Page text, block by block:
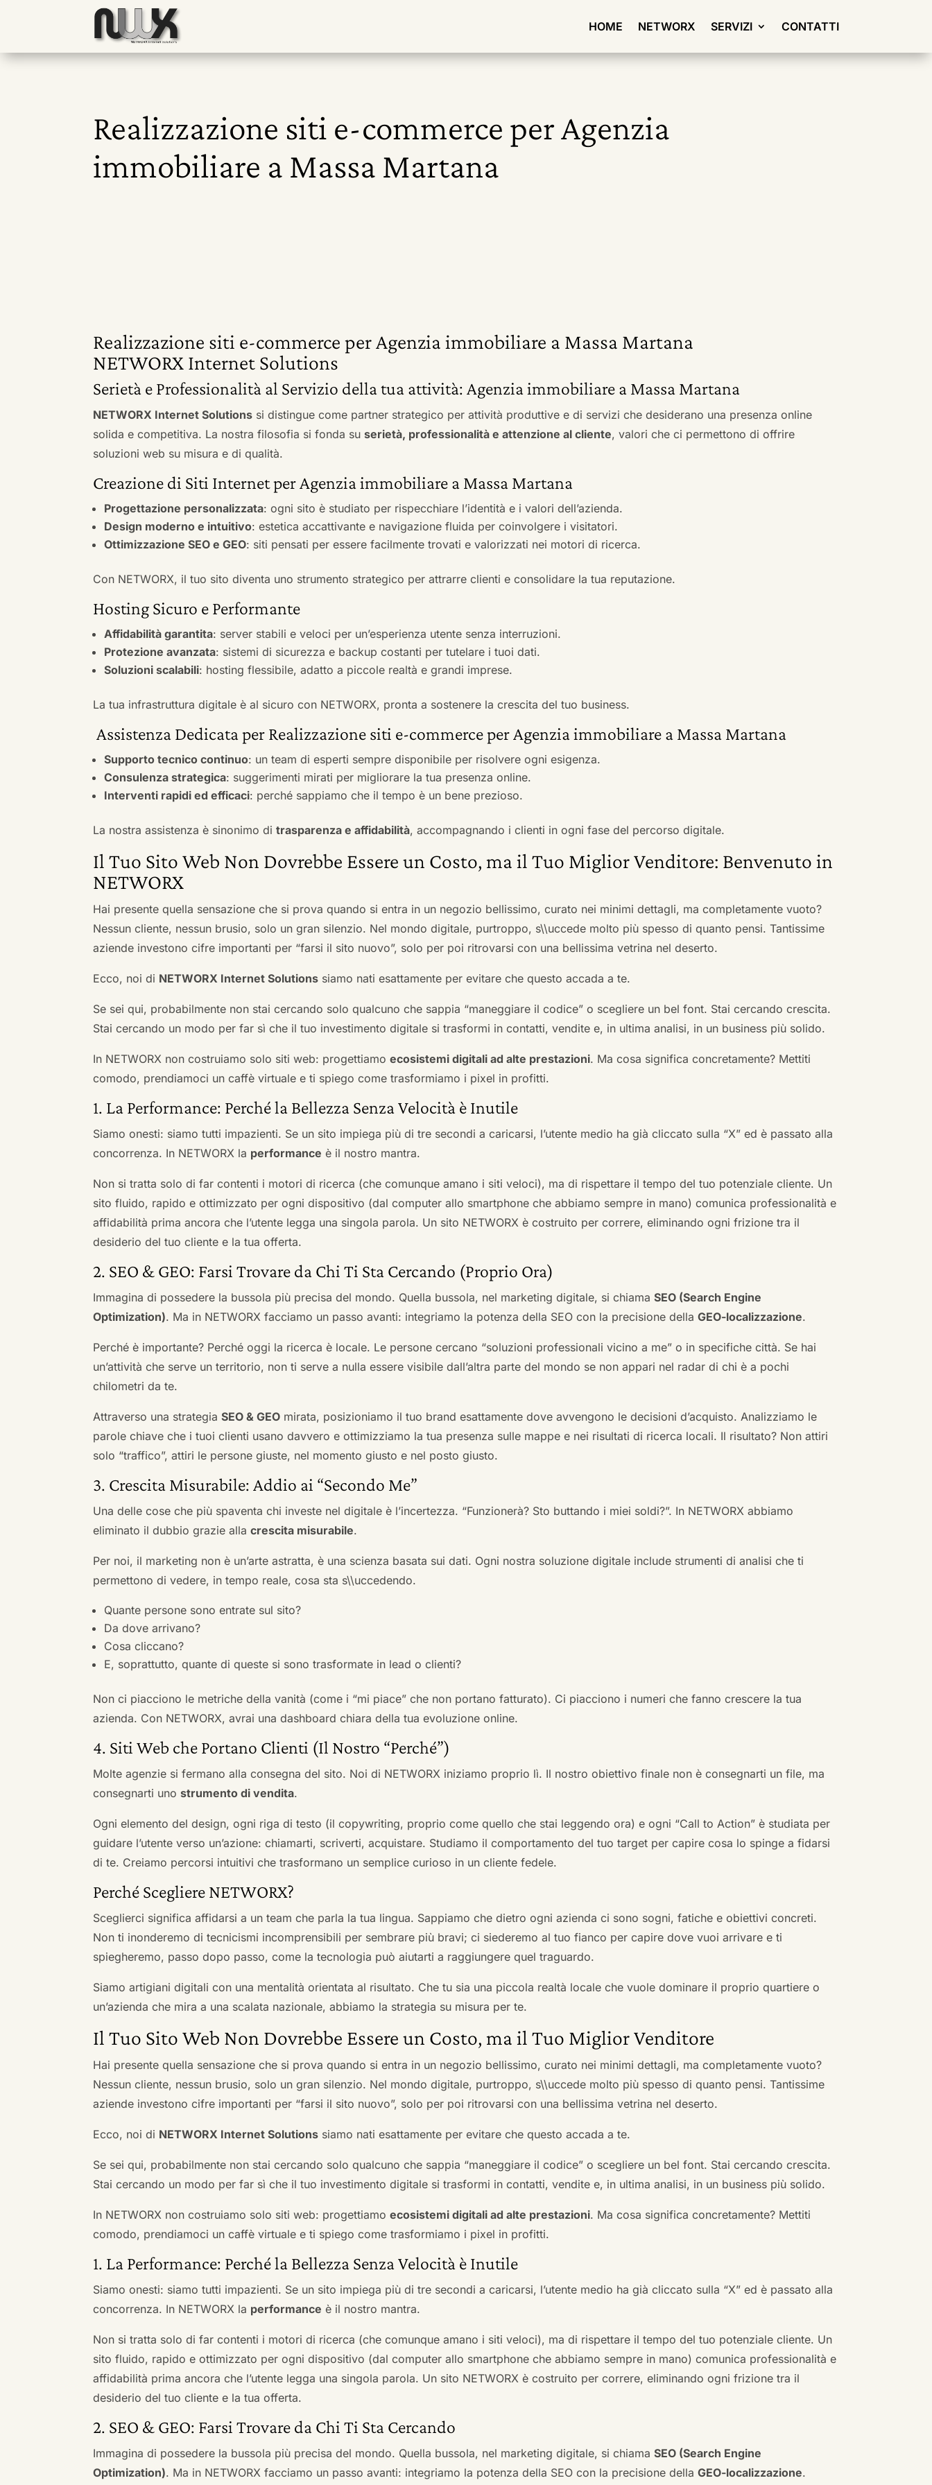
HOME NETWORX SERVIZI CONTATTI
Realizzazione siti e-commerce per Agenzia
immobiliare a Massa Martana
Realizzazione siti e-commerce per Agenzia immobiliare a Massa Martana
NETWORX Internet Solutions
Serietà e Professionalità al Servizio della tua attività: Agenzia immobiliare a Massa Martana
NETWORX Internet Solutions si distingue come partner strategico per attività produttive e di servizi che desiderano una presenza online
solida e competitiva. La nostra filosofia si fonda suserietà, professionalità e attenzione al cliente, valori che ci permettono di offrire
soluzioni web su misura e di qualità.
Creazione di Siti Internet per Agenzia immobiliare a Massa Martana
Progettazione personalizzata: ogni sito è studiato per rispecchiare l’identità e i valori dell’azienda.
Design moderno e intuitivo: estetica accattivante e navigazione fluida per coinvolgere i visitatori.
Ottimizzazione SEO e GEO: siti pensati per essere facilmente trovati e valorizzati nei motori di ricerca.
Con NETWORX, il tuo sito diventa uno strumento strategico per attrarre clienti e consolidare la tua reputazione.
Hosting Sicuro e Performante
Affidabilità garantita: server stabili e veloci per un’esperienza utente senza interruzioni.
Protezione avanzata: sistemi di sicurezza e backup costanti per tutelare i tuoi dati.
Soluzioni scalabili: hosting flessibile, adatto a piccole realtà e grandi imprese.
La tua infrastruttura digitale è al sicuro con NETWORX, pronta a sostenere la crescita del tuo business.
Assistenza Dedicata per Realizzazione siti e-commerce per Agenzia immobiliare a Massa Martana
Supporto tecnico continuo: un team di esperti sempre disponibile per risolvere ogni esigenza.
Consulenza strategica: suggerimenti mirati per migliorare la tua presenza online.
Interventi rapidi ed efficaci: perché sappiamo che il tempo è un bene prezioso.
La nostra assistenza è sinonimo ditrasparenza e affidabilità, accompagnando i clienti in ogni fase del percorso digitale.
Il Tuo Sito Web Non Dovrebbe Essere un Costo, ma il Tuo Miglior Venditore: Benvenuto in
NETWORX
Hai presente quella sensazione che si prova quando si entra in un negozio bellissimo, curato nei minimi dettagli, ma completamente vuoto?
Nessun cliente, nessun brusio, solo un gran silenzio. Nel mondo digitale, purtroppo, s\\uccede molto più spesso di quanto pensi. Tantissime
aziende investono cifre importanti per “farsi il sito nuovo”, solo per poi ritrovarsi con una bellissima vetrina nel deserto.
Ecco, noi di NETWORX Internet Solutions siamo nati esattamente per evitare che questo accada a te.
Se sei qui, probabilmente non stai cercando solo qualcuno che sappia “maneggiare il codice” o scegliere un bel font. Stai cercando crescita.
Stai cercando un modo per far sì che il tuo investimento digitale si trasformi in contatti, vendite e, in ultima analisi, in un business più solido.
In NETWORX non costruiamo solo siti web: progettiamoecosistemi digitali ad alte prestazioni. Ma cosa significa concretamente? Mettiti
comodo, prendiamoci un caffè virtuale e ti spiego come trasformiamo i pixel in profitti.
1. La Performance: Perché la Bellezza Senza Velocità è Inutile
Siamo onesti: siamo tutti impazienti. Se un sito impiega più di tre secondi a caricarsi, l’utente medio ha già cliccato sulla “X” ed è passato alla
concorrenza. In NETWORX la performance è il nostro mantra.
Non si tratta solo di far contenti i motori di ricerca (che comunque amano i siti veloci), ma di rispettare il tempo del tuo potenziale cliente. Un
sito fluido, rapido e ottimizzato per ogni dispositivo (dal computer allo smartphone che abbiamo sempre in mano) comunica professionalità e
affidabilità prima ancora che l’utente legga una singola parola. Un sito NETWORX è costruito per correre, eliminando ogni frizione tra il
desiderio del tuo cliente e la tua offerta.
2. SEO & GEO: Farsi Trovare da Chi Ti Sta Cercando (Proprio Ora)
Immagina di possedere la bussola più precisa del mondo. Quella bussola, nel marketing digitale, si chiamaSEO (Search Engine
Optimization). Ma in NETWORX facciamo un passo avanti: integriamo la potenza della SEO con la precisione dellaGEO-localizzazione.
Perché è importante? Perché oggi la ricerca è locale. Le persone cercano “soluzioni professionali vicino a me” o in specifiche città. Se hai
un’attività che serve un territorio, non ti serve a nulla essere visibile dall’altra parte del mondo se non appari nel radar di chi è a pochi
chilometri da te.
Attraverso una strategiaSEO & GEO mirata, posizioniamo il tuo brand esattamente dove avvengono le decisioni d’acquisto. Analizziamo le
parole chiave che i tuoi clienti usano davvero e ottimizziamo la tua presenza sulle mappe e nei risultati di ricerca locali. Il risultato? Non attiri
solo “traffico”, attiri le persone giuste, nel momento giusto e nel posto giusto.
3. Crescita Misurabile: Addio ai “Secondo Me”
Una delle cose che più spaventa chi investe nel digitale è l’incertezza. “Funzionerà? Sto buttando i miei soldi?”. In NETWORX abbiamo
eliminato il dubbio grazie allacrescita misurabile.
Per noi, il marketing non è un’arte astratta, è una scienza basata sui dati. Ogni nostra soluzione digitale include strumenti di analisi che ti
permettono di vedere, in tempo reale, cosa sta s\\uccedendo.
Quante persone sono entrate sul sito?
Da dove arrivano?
Cosa cliccano?
E, soprattutto, quante di queste si sono trasformate in lead o clienti?
Non ci piacciono le metriche della vanità (come i “mi piace” che non portano fatturato). Ci piacciono i numeri che fanno crescere la tua
azienda. Con NETWORX, avrai una dashboard chiara della tua evoluzione online.
4. Siti Web che Portano Clienti (Il Nostro “Perché”)
Molte agenzie si fermano alla consegna del sito. Noi di NETWORX iniziamo proprio lì. Il nostro obiettivo finale non è consegnarti un file, ma
consegnarti unostrumento di vendita.
Ogni elemento del design, ogni riga di testo (il copywriting, proprio come quello che stai leggendo ora) e ogni “Call to Action” è studiata per
guidare l’utente verso un’azione: chiamarti, scriverti, acquistare. Studiamo il comportamento del tuo target per capire cosa lo spinge a fidarsi
di te. Creiamo percorsi intuitivi che trasformano un semplice curioso in un cliente fedele.
Perché Scegliere NETWORX?
Sceglierci significa affidarsi a un team che parla la tua lingua. Sappiamo che dietro ogni azienda ci sono sogni, fatiche e obiettivi concreti.
Non ti inonderemo di tecnicismi incomprensibili per sembrare più bravi; ci siederemo al tuo fianco per capire dove vuoi arrivare e ti
spiegheremo, passo dopo passo, come la tecnologia può aiutarti a raggiungere quel traguardo.
Siamo artigiani digitali con una mentalità orientata al risultato. Che tu sia una piccola realtà locale che vuole dominare il proprio quartiere o
un’azienda che mira a una scalata nazionale, abbiamo la strategia su misura per te.
Il Tuo Sito Web Non Dovrebbe Essere un Costo, ma il Tuo Miglior Venditore
Hai presente quella sensazione che si prova quando si entra in un negozio bellissimo, curato nei minimi dettagli, ma completamente vuoto?
Nessun cliente, nessun brusio, solo un gran silenzio. Nel mondo digitale, purtroppo, s\\uccede molto più spesso di quanto pensi. Tantissime
aziende investono cifre importanti per “farsi il sito nuovo”, solo per poi ritrovarsi con una bellissima vetrina nel deserto.
Ecco, noi di NETWORX Internet Solutions siamo nati esattamente per evitare che questo accada a te.
Se sei qui, probabilmente non stai cercando solo qualcuno che sappia “maneggiare il codice” o scegliere un bel font. Stai cercando crescita.
Stai cercando un modo per far sì che il tuo investimento digitale si trasformi in contatti, vendite e, in ultima analisi, in un business più solido.
In NETWORX non costruiamo solo siti web: progettiamoecosistemi digitali ad alte prestazioni. Ma cosa significa concretamente? Mettiti
comodo, prendiamoci un caffè virtuale e ti spiego come trasformiamo i pixel in profitti.
1. La Performance: Perché la Bellezza Senza Velocità è Inutile
Siamo onesti: siamo tutti impazienti. Se un sito impiega più di tre secondi a caricarsi, l’utente medio ha già cliccato sulla “X” ed è passato alla
concorrenza. In NETWORX la performance è il nostro mantra.
Non si tratta solo di far contenti i motori di ricerca (che comunque amano i siti veloci), ma di rispettare il tempo del tuo potenziale cliente. Un
sito fluido, rapido e ottimizzato per ogni dispositivo (dal computer allo smartphone che abbiamo sempre in mano) comunica professionalità e
affidabilità prima ancora che l’utente legga una singola parola. Un sito NETWORX è costruito per correre, eliminando ogni frizione tra il
desiderio del tuo cliente e la tua offerta.
2. SEO & GEO: Farsi Trovare da Chi Ti Sta Cercando
Immagina di possedere la bussola più precisa del mondo. Quella bussola, nel marketing digitale, si chiamaSEO (Search Engine
Optimization). Ma in NETWORX facciamo un passo avanti: integriamo la potenza della SEO con la precisione dellaGEO-localizzazione.